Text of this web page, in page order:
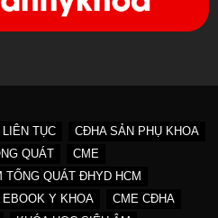
TỤC
CĐHA SẢN PHỤ KHOA
QUÁT
CME
TỔNG QUÁT ĐHYD HCM
EBOOK Y KHOA
CME CĐHA